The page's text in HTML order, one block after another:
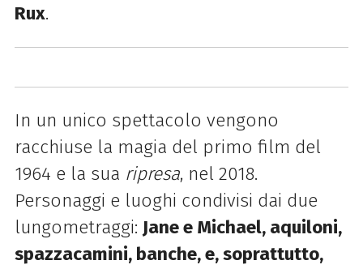
Rux.
In un unico spettacolo vengono
racchiuse la magia del primo film del
1964 e la sua ripresa, nel 2018.
Personaggi e luoghi condivisi dai due
lungometraggi: Jane e Michael, aquiloni,
spazzacamini, banche, e, soprattutto,